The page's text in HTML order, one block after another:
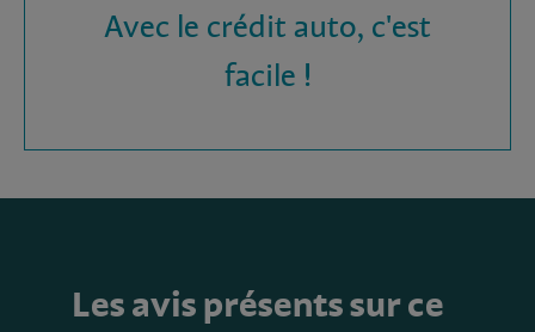
Avec le crédit auto, c'est
facile !
Les avis présents sur ce